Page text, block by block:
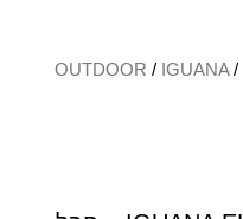
OUTDOOR / IGUANA/